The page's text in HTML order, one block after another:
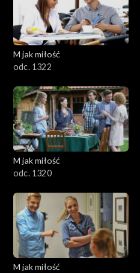
M jak miłość
odc. 1322
M jak miłość
odc. 1320
M jak miłość